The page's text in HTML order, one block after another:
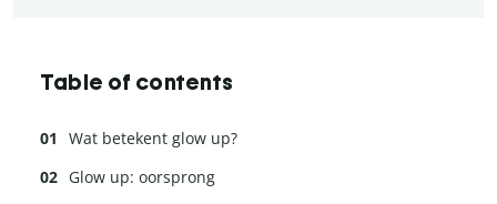
Table of contents
Wat betekent glow up?
Glow up: oorsprong